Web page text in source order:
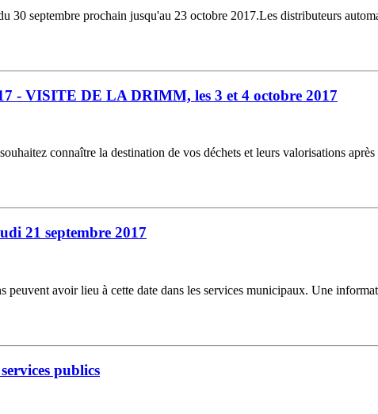
30 septembre prochain jusqu'au 23 octobre 2017.Les distributeurs
- VISITE DE LA DRIMM, les 3 et 4 octobre 2017
connaître la destination de vos déchets et leurs valorisations
21 septembre 2017
peuvent avoir lieu à cette date dans les services municipaux. Une
publics